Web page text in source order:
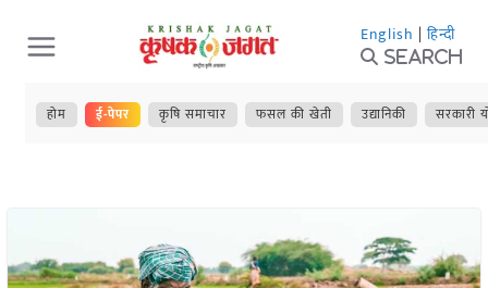
Skip
to
content
English | हिन्दी
Search
होम ई-पेपर कृषि समाचार फसल की खेती उद्यानिकी सरकारी